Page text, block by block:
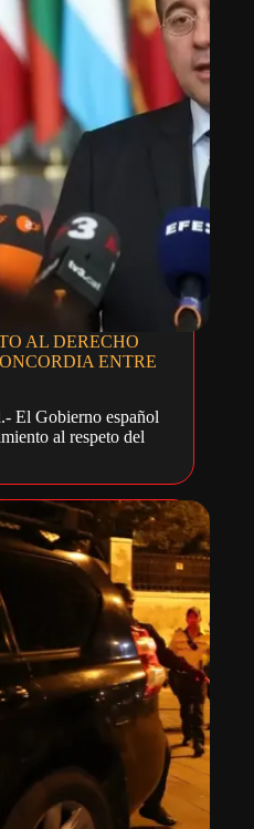
AL DERECHO
ENTRE
El Gobierno español
al respeto del